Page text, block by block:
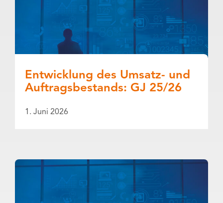
Entwicklung des Umsatz- und
Auftragsbestands: GJ 25/26
1. Juni 2026